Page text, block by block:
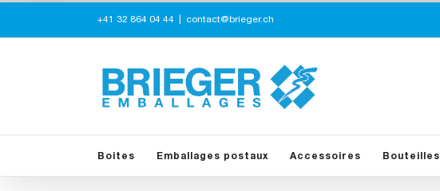
content
+41 32 864 04 44 contact@brieger.ch
Boites Emballages postaux Accessoires Bouteilles